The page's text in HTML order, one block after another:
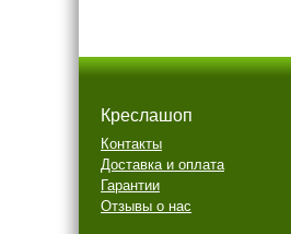
Креслашоп
Контакты
Доставка и оплата
Гарантии
Отзывы о нас